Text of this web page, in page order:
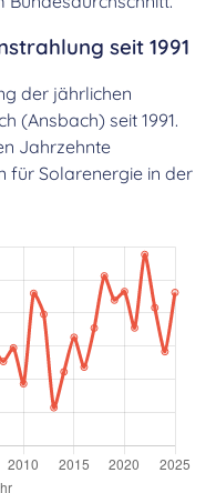
seit 1991
der jährlichen
(Ansbach) seit 1991.
Jahrzehnte
für Solarenergie in der